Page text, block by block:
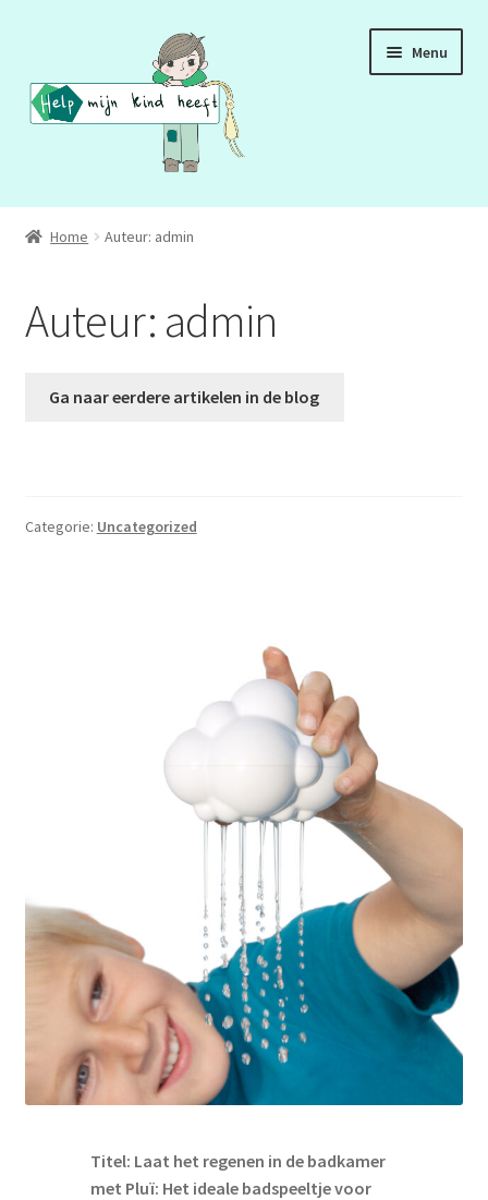
naar
navigatie
de
inhoud
Menu
ADD
ASS
Home Auteur: admin
Auteur: admin
Ga naar eerdere artikelen in de blog
Categorie: Uncategorized
Titel: Laat het regenen in de badkamer
met Pluï: Het ideale badspeeltje voor